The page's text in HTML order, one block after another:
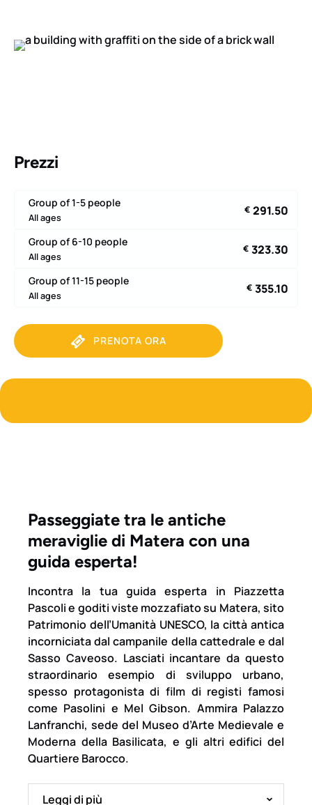
Prezzi
Group of 1-5 people
All ages
€ 291.50
Group of 6-10 people
All ages
€ 323.30
Group of 11-15 people
All ages
€ 355.10
PRENOTA ORA
Passeggiate tra le antiche
meraviglie di Matera con una
guida esperta!
Incontra la tua guida esperta in Piazzetta
Pascoli e goditi viste mozzafiato su Matera, sito
Patrimonio dell’Umanità UNESCO, la città antica
incorniciata dal campanile della cattedrale e dal
Sasso Caveoso. Lasciati incantare da questo
straordinario esempio di sviluppo urbano,
spesso protagonista di film di registi famosi
come Pasolini e Mel Gibson. Ammira Palazzo
Lanfranchi, sede del Museo d’Arte Medievale e
Moderna della Basilicata, e gli altri edifici del
Quartiere Barocco.
Leggi di più